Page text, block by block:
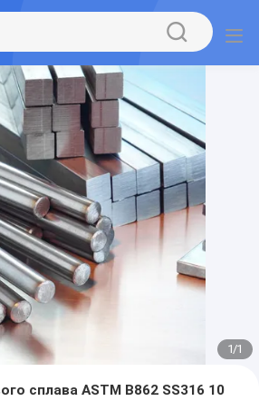
1/1
сплава ASTM B862 SS316 10